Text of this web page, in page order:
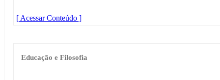
[ Acessar Conteúdo ]
Educação e Filosofia